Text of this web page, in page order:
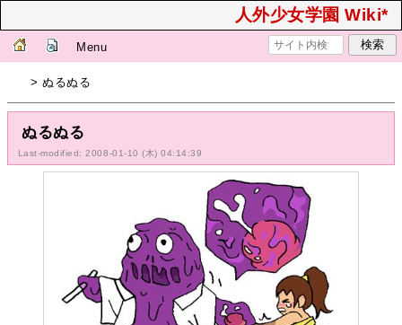
人外少女学園 Wiki*
Menu
> ぬるぬる
ぬるぬる
Last-modified: 2008-01-10 (木) 04:14:39